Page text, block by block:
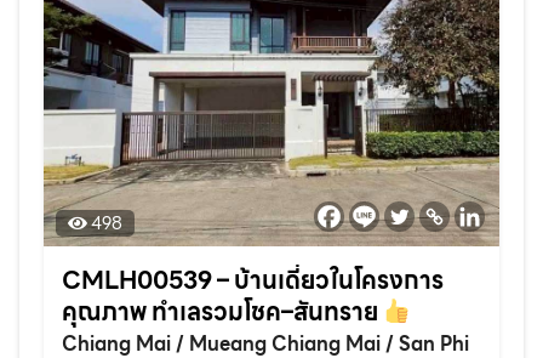
498
CMLH00539 – บ้านเดี่ยวในโครงการ
คุณภาพ ทำเลรวมโชค–สันทราย
Chiang Mai/ Mueang Chiang Mai/San Phi